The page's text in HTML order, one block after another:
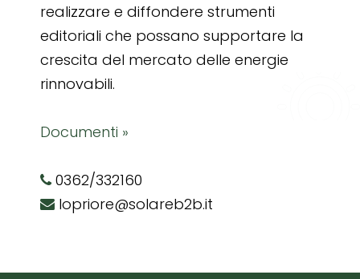
realizzare e diffondere strumenti
editoriali che possano supportare la
crescita del mercato delle energie
rinnovabili.
Documenti »
0362/332160
lopriore@solareb2b.it